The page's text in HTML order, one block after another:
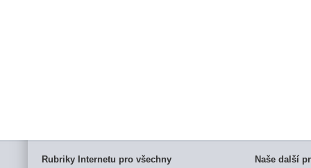
Rubriky Internetu pro všechny Naše další